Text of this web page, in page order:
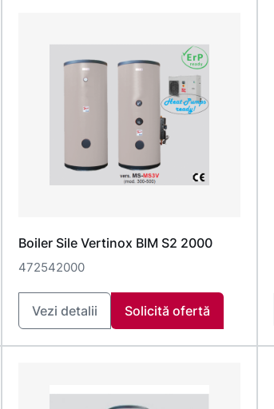
Boiler Sile Vertinox BIM S2 2000
472542000
Vezi detalii Solicită ofertă